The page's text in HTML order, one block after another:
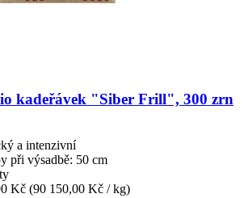
kadeřávek "Siber Frill", 300 zrn
a intenzivní
při výsadbě: 50 cm
Kč (90 150,00 Kč / kg)